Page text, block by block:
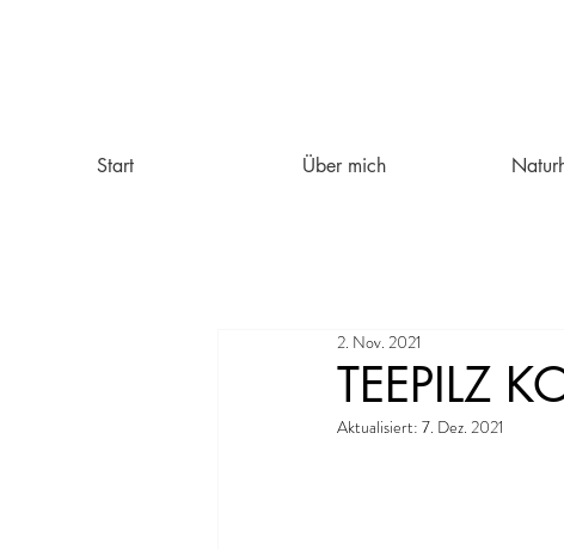
Start Über mich
TEEPILZ
2. Nov. 2021
Aktualisiert: 7. Dez. 2021